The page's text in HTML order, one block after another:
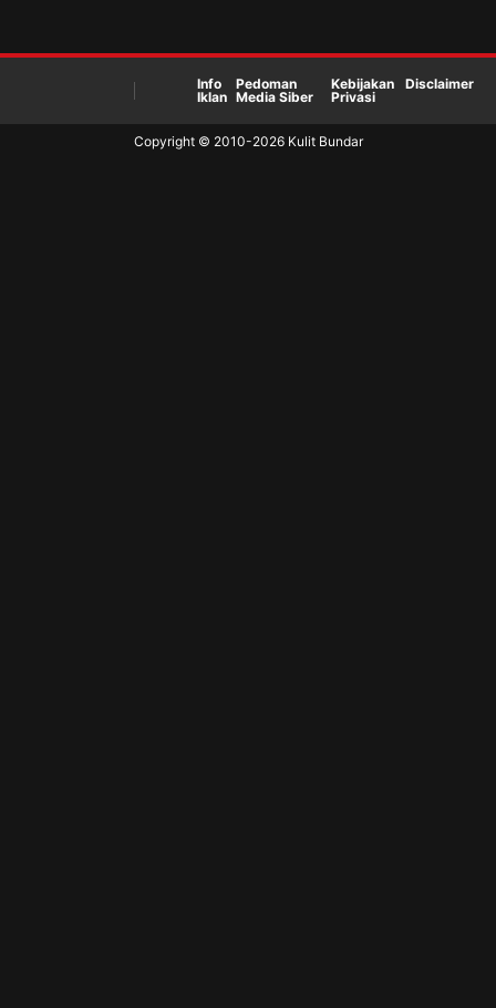
Info
Iklan
Pedoman
Media Siber
Kebijakan
Privasi
Disclaimer
Copyright © 2010-2026Kulit Bundar